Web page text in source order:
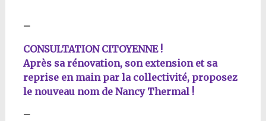
–
CONSULTATION CITOYENNE !
Après sa rénovation, son extension et sa
reprise en main par la collectivité, proposez
le nouveau nom de Nancy Thermal !
–